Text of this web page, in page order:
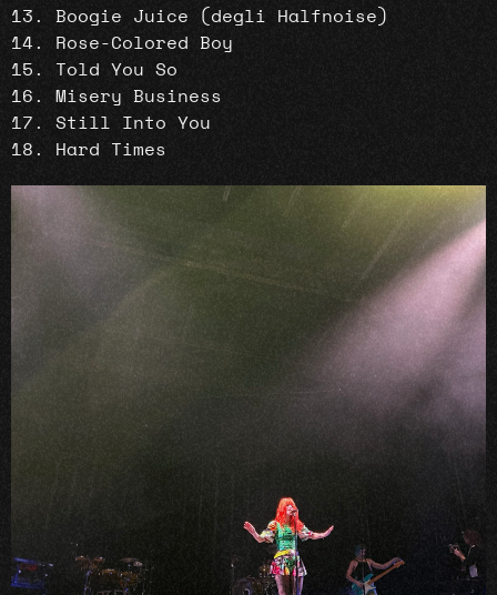
Boogie Juice (degli Halfnoise)
Rose-Colored Boy
Told You So
Misery Business
Still Into You
Hard Times